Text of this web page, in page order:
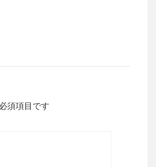
須項目です